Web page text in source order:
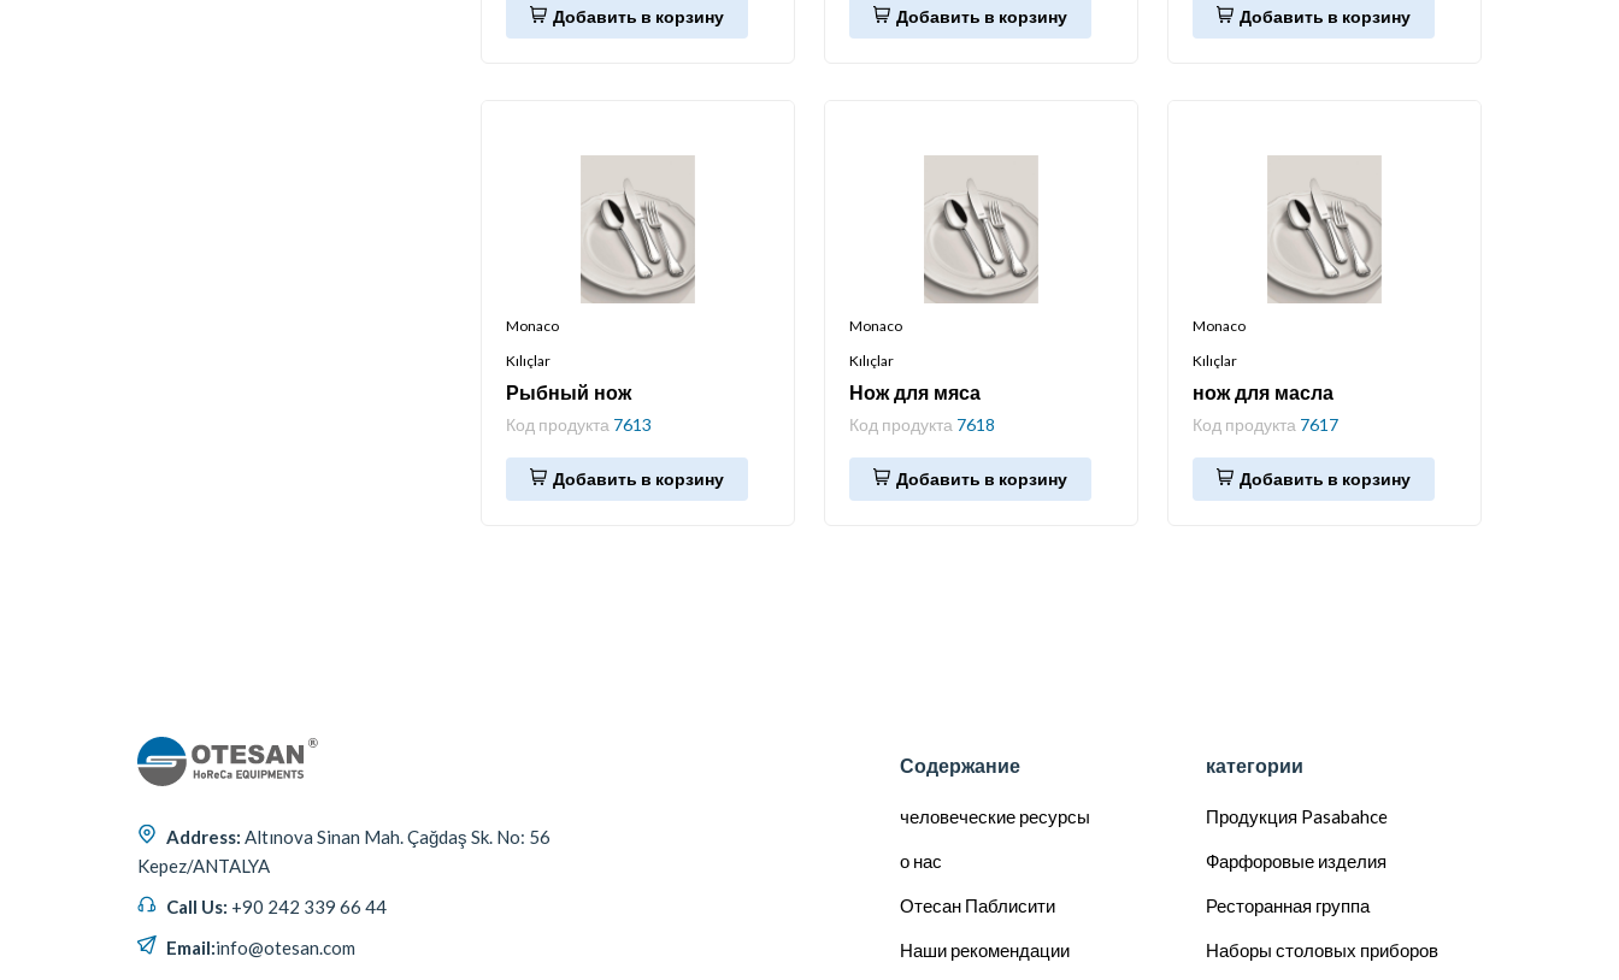
Добавить в корзину Добавить в корзину Добавить в корзину
Monaco
Kılıçlar
Рыбный нож
Код продукта 7613
Добавить в корзину
Monaco
Kılıçlar
Нож для мяса
Код продукта 7618
Добавить в корзину
Monaco
Kılıçlar
нож для масла
Код продукта 7617
Добавить в корзину
Address: Altınova Sinan Mah. Çağdaş Sk. No: 56
Kepez/ANTALYA
Call Us: +90 242 339 66 44
Email:info@otesan.com
Содержание
человеческие ресурсы
о нас
Отесан Паблисити
Наши рекомендации
категории
Продукция Pasabahce
Фарфоровые изделия
Ресторанная группа
Наборы столовых приборов